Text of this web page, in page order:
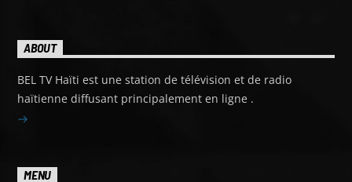
ABOUT
BEL TV Haïti est une station de télévision et de radio
haïtienne diffusant principalement en ligne .
MENU